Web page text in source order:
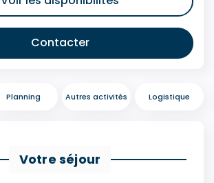
Contacter
Planning Autres activités Logistique
Votre séjour